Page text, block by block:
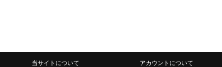
当サイトについて アカウントについて